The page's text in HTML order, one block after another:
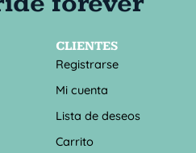
CLIENTES
Registrarse
Mi cuenta
Lista de deseos
Carrito